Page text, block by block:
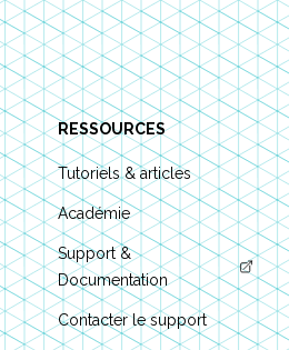
RESSOURCES
Tutoriels & articles
Académie
Support &
Documentation
Contacter le support